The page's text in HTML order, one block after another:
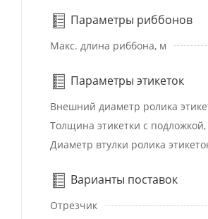
Параметры риббонов
Макс. длина риббона, м
Параметры этикеток
Внешний диаметр ролика
Толщина этикетки с
Диаметр втулки ролика
Варианты поставок
Отрезчик